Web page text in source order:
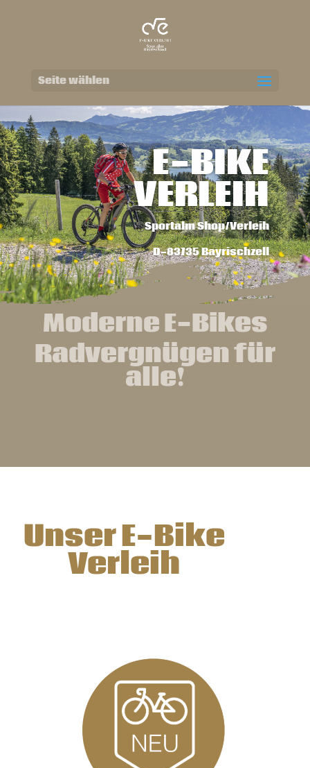
Seite wählen
E-BIKE
VERLEIH
Sportalm Shop/Verleih
D-83735 Bayrischzell
Moderne E-Bikes
Radvergnügen für
alle!
Unser E-Bike
Verleih